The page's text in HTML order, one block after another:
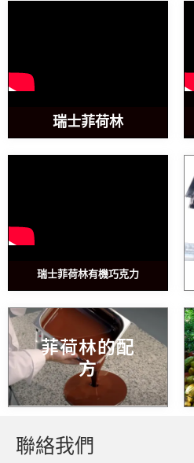
瑞士菲荷林
瑞士菲荷林有機巧克力
菲荷林的配
方
聯絡我們